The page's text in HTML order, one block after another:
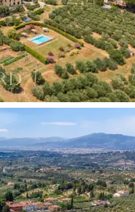
ao mais autêntico
da
independentecom
prestigiosa casa de
aos visitantes.
separada, acessível
destina-se ao
uma gestão logística
da casa